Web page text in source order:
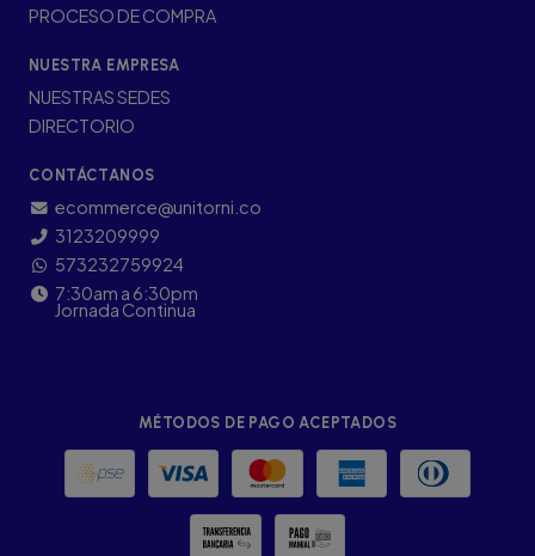
PROCESO DE COMPRA
NUESTRA EMPRESA
NUESTRAS SEDES
DIRECTORIO
CONTÁCTANOS
ecommerce@unitorni.co
3123209999
573232759924
7:30am a 6:30pm
Jornada Continua
MÉTODOS DE PAGO ACEPTADOS